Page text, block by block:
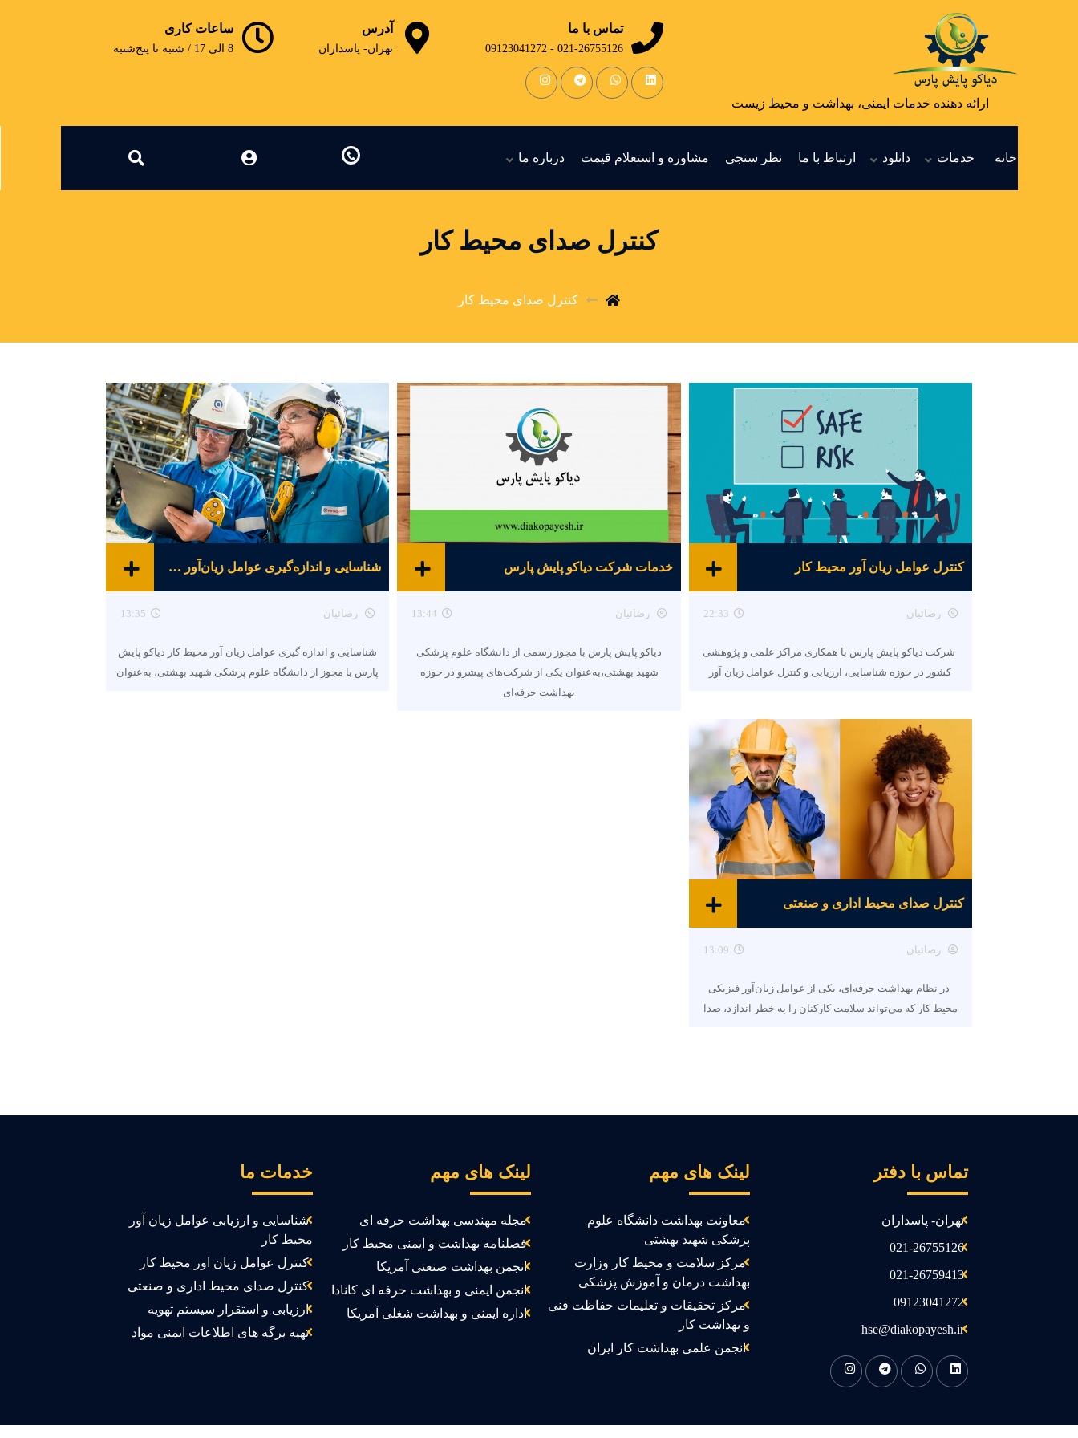
ارائه دهنده خدمات ایمنی، بهداشت و محیط زیست
تماس با ما
021-26755126 - 09123041272
آدرس
تهران- پاسداران
ساعات کاری
8 الی 17 / شنبه تا پنج‌شنبه
خانه خدمات دانلود ارتباط با ما نظر سنجی مشاوره و استعلام قیمت درباره ما
کنترل صدای محیط کار
کنترل صدای محیط کار
کنترل عوامل زیان آور محیط کار
رضائیان 22:33
شرکت دیاکو پایش پارس با همکاری مراکز علمی و پژوهشی
کشور در حوزه شناسایی، ارزیابی و کنترل عوامل زیان آور
خدمات شرکت دیاکو پایش پارس
رضائیان 13:44
دیاکو پایش پارس با مجوز رسمی از دانشگاه علوم پزشکی
شهید بهشتی،به‌عنوان یکی از شرکت‌های پیشرو در حوزه
بهداشت حرفه‌ای
شناسایی و اندازه‌گیری عوامل زیان‌آور محیط کار
رضائیان 13:35
شناسایی و اندازه گیری عوامل زیان آور محیط کار دیاکو پایش
پارس با مجوز از دانشگاه علوم پزشکی شهید بهشتی، به‌عنوان
کنترل صدای محیط اداری و صنعتی
رضائیان 13:09
در نظام بهداشت حرفه‌ای، یکی از عوامل زیان‌آور فیزیکی
محیط کار که می‌تواند سلامت کارکنان را به خطر اندازد، صدا
تماس با دفتر
تهران- پاسداران
021-26755126
021-26759413
09123041272
hse@diakopayesh.ir
لینک های مهم
معاونت بهداشت دانشگاه علوم
پزشکی شهید بهشتی
مرکز سلامت و محیط کار وزارت
بهداشت درمان و آموزش پزشکی
مرکز تحقیقات و تعلیمات حفاظت فنی
و بهداشت کار
انجمن علمی بهداشت کار ایران
لینک های مهم
مجله مهندسی بهداشت حرفه ای
فصلنامه بهداشت و ایمنی محیط کار
انجمن بهداشت صنعتی آمریکا
انجمن ایمنی و بهداشت حرفه ای کانادا
اداره ایمنی و بهداشت شغلی آمریکا
خدمات ما
شناسایی و ارزیابی عوامل زیان آور
محیط کار
کنترل عوامل زیان اور محیط کار
کنترل صدای محیط اداری و صنعتی
ارزیابی و استقرار سیستم تهویه
تهیه برگه های اطلاعات ایمنی مواد